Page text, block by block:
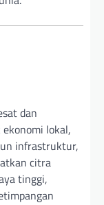
dan
lokal,
infrastruktur,
citra
tinggi,